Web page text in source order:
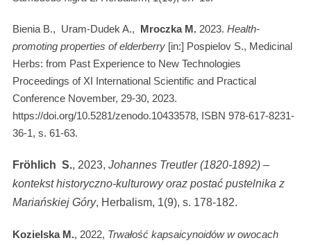
Bienia B., Uram-Dudek A., Mroczka M.2023. Health-
promoting properties of elderberry[in:] Pospielov S., Medicinal
Herbs: from Past Experience to New Technologies
Proceedings of XI International Scientific and Practical
Conference November, 29-30, 2023.
https://doi.org/10.5281/zenodo.10433578, ISBN 978-617-8231-
36-1, s. 61-63.
Fröhlich S., 2023, Johannes Treutler (1820-1892) –
kontekst historyczno-kulturowy oraz postać pustelnika z
Mariańskiej Góry, Herbalism, 1(9), s. 178-182.
Kozielska M., 2022, Trwałość kapsaicynoidów w owocach